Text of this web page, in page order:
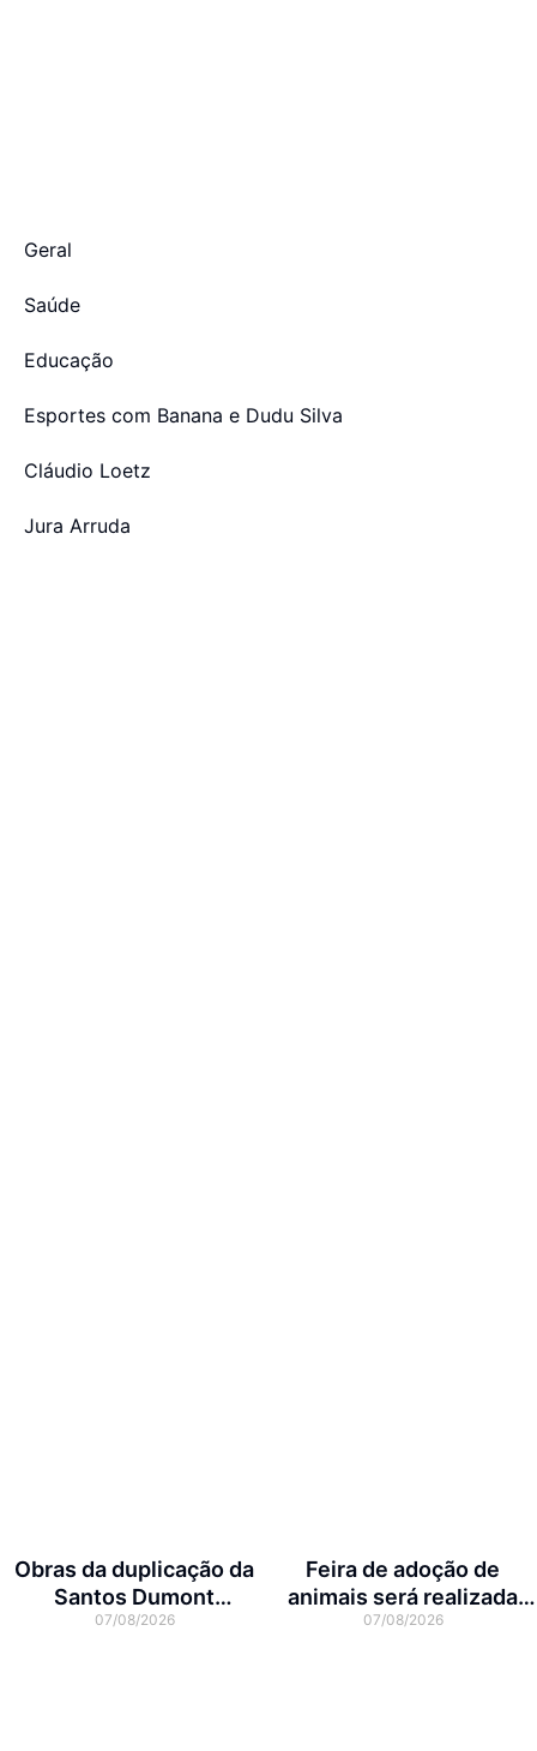
Geral
Saúde
Educação
Esportes com Banana e Dudu Silva
Cláudio Loetz
Jura Arruda
Obras da duplicação da
Santos Dumont
interditam cruzamento
07/08/2026
Feira de adoção de
animais será realizada
neste domingo na Arena
07/08/2026